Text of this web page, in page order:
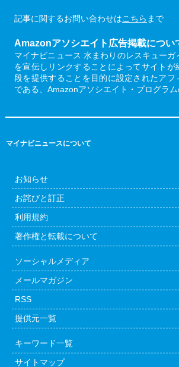
記事に関するお問い合わせはこちら まで
Amazonアソシエイト広告掲載につい
マイナビニュース 水まわりのレスキュー
を宣伝しリンクすることによってサイト
段を提供することを目的に設定されたアフ
である、Amazonアソシエイト・プログラム
マイナビニュースについて
お知らせ
お詫びと訂正
利用規約
著作権と転載について
ソーシャルメディア
メールマガジン
RSS
提供元一覧
キーワード一覧
サイトマップ